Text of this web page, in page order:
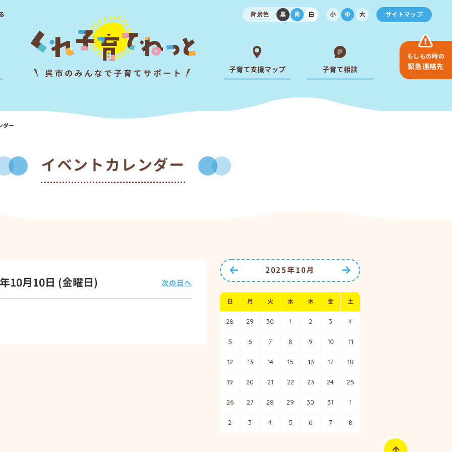
背景色 黒 青 白 小 中 大 サイトマップ
子育て支援マップ 子育て相談
もしもの時の
緊急連絡先
ダー
イベントカレンダー
10月10日 (金曜日) 次の日へ
前の月へ 次の月へ
2025年10月
日 月 火 水 木 金 土
28 29 30 1 2 3 4
5 6 7 8 9 10 11
12 13 14 15 16 17 18
19 20 21 22 23 24 25
26 27 28 29 30 31 1
2 3 4 5 6 7 8